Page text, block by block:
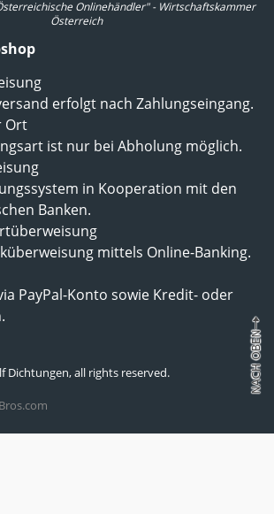
Onlinehändler" - Wirtschaftskammer
Österreich
erfolgt nach Zahlungseingang.
Ort
ist nur bei Abholung möglich.
in Kooperation mit den
Banken.
mittels Online-Banking.
PayPal-Konto sowie Kredit- oder
Dichtungen, all rights reserved.